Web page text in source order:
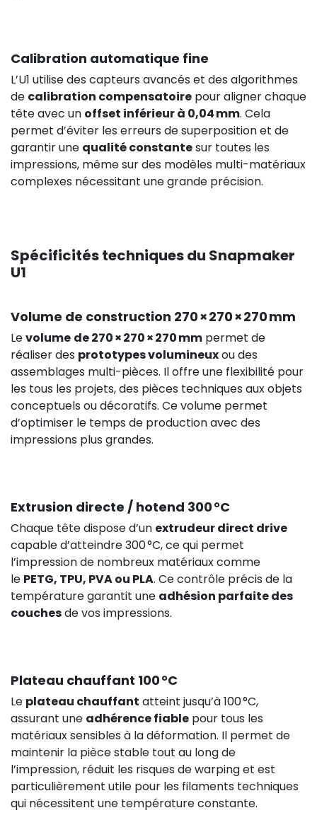
29,08 €
74,92 €
133,26
0,00 €HT
Calibration automatique fine
L’U1 utilise des capteurs avancés et des algorithmes
de calibration compensatoire pour aligner chaque
tête avec un offset inférieur à 0,04 mm. Cela
permet d’éviter les erreurs de superposition et de
garantir une qualité constantesur toutes les
impressions, même sur des modèles multi-matériaux
complexes nécessitant une grande précision.
Spécificités techniques du Snapmaker
U1
Volume de construction 270 × 270 × 270 mm
Levolume de 270 × 270 × 270 mm permet de
réaliser des prototypes volumineuxou des
assemblages multi-pièces. Il offre une flexibilité pour
les tous les projets, des pièces techniques aux objets
conceptuels ou décoratifs. Ce volume permet
d’optimiser le temps de production avec des
impressions plus grandes.
Extrusion directe / hotend 300 °C
Chaque tête dispose d’un extrudeur direct drive
capable d’atteindre 300 °C, ce qui permet
l’impression de nombreux matériaux comme
le PETG, TPU, PVA ou PLA. Ce contrôle précis de la
température garantit une adhésion parfaite des
couchesde vos impressions.
Plateau chauffant 100 °C
Le plateau chauffant atteint jusqu’à 100 °C,
assurant une adhérence fiable pour tous les
matériaux sensibles à la déformation. Il permet de
maintenir la pièce stable tout au long de
l’impression, réduit les risques de warping et est
particulièrement utile pour les filaments techniques
qui nécessitent une température constante.